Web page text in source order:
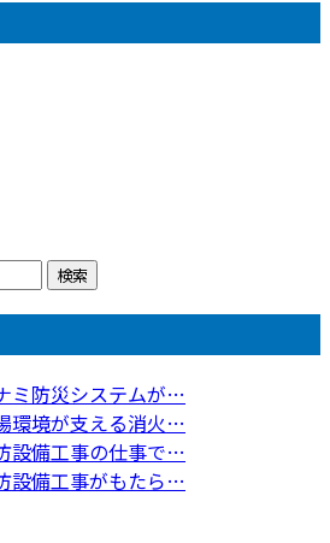
ミ防災システムが…
環境が支える消火…
設備工事の仕事で…
設備工事がもたら…